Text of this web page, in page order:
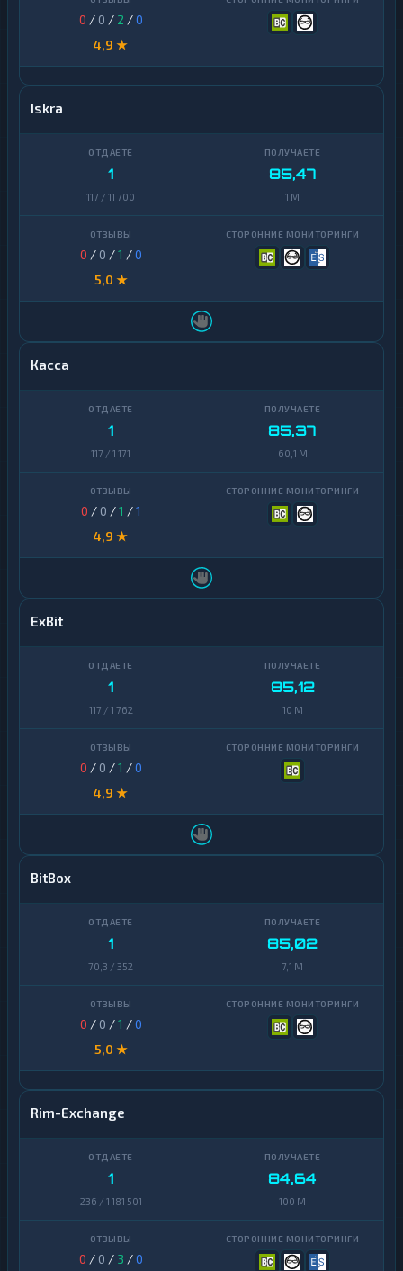
0 / 0 / 2 /0
4,9 ★
Iskra
1
117 / 11 700
85,47
1 M
0 / 0 /1 /0
5,0 ★
Касса
1
117 / 1 171
85,37
60,1 M
0 / 0 /1 /1
4,9 ★
ExBit
1
117 / 1 762
85,12
10 M
0 / 0 /1 /0
4,9 ★
BitBox
1
70,3 / 352
85,02
7,1 M
0 / 0 /1 /0
5,0 ★
Rim-Exchange
1
236 / 1 181 501
84,64
100 M
0 / 0 / 3 /0